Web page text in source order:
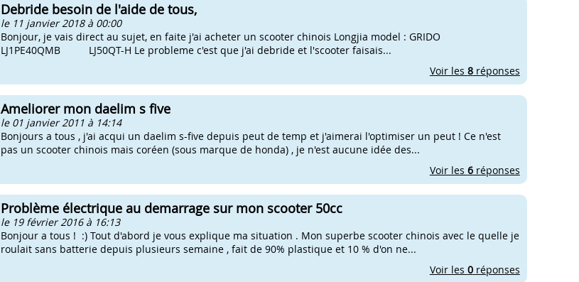
Debride besoin de l'aide de tous,
le 11 janvier 2018 à 00:00
Bonjour, je vais direct au sujet, en faite j'ai acheter un scooter chinois Longjia model : GRIDO
LJ1PE40QMB LJ50QT-H Le probleme c'est que j'ai debride et l'scooter faisais...
Voir les 8réponses
Ameliorer mon daelim s five
le 01 janvier 2011 à 14:14
Bonjours a tous , j'ai acqui un daelim s-five depuis peut de temp et j'aimerai l'optimiser un peut ! Ce n'est
pas un scooter chinois mais coréen (sous marque de honda) , je n'est aucune idée des...
Voir les 6réponses
Problème électrique au demarrage sur mon scooter 50cc
le 19 février 2016 à 16:13
Bonjour a tous ! :) Tout d'abord je vous explique ma situation . Mon superbe scooter chinois avec le quelle je
roulait sans batterie depuis plusieurs semaine , fait de 90% plastique et 10 % d'on ne...
Voir les 0réponses